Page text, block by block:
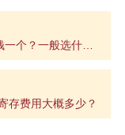
北京骨灰盒哪儿买便宜？北京骨灰盒多少钱一个？一般选什么价位？
存费用大概多少？